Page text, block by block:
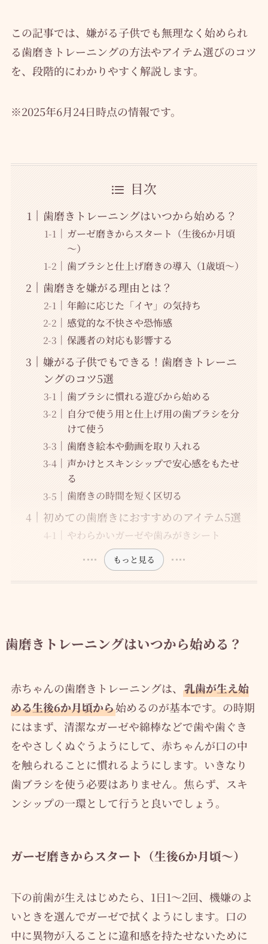
この記事では、嫌がる子供でも無理なく始められ
る歯磨きトレーニングの方法やアイテム選びのコツ
を、段階的にわかりやすく解説します。
※2025年6月24日時点の情報です。
目次
歯磨きトレーニングはいつから始める？
ガーゼ磨きからスタート（生後6か月頃
～）
歯ブラシと仕上げ磨きの導入（1歳頃～）
歯磨きを嫌がる理由とは？
年齢に応じた「イヤ」の気持ち
感覚的な不快さや恐怖感
保護者の対応も影響する
嫌がる子供でもできる！歯磨きトレーニ
ングのコツ5選
歯ブラシに慣れる遊びから始める
自分で使う用と仕上げ用の歯ブラシを分
けて使う
歯磨き絵本や動画を取り入れる
声かけとスキンシップで安心感をもたせ
る
歯磨きの時間を短く区切る
初めての歯磨きにおすすめのアイテム5選
やわらかいガーゼや歯みがきシート
もっと見る
歯磨きトレーニングはいつから始める？
赤ちゃんの歯磨きトレーニングは、 乳歯が生え始
める生後6か月頃から始めるのが基本です。の時期
にはまず、清潔なガーゼや綿棒などで歯や歯ぐき
をやさしくぬぐうようにして、赤ちゃんが口の中
を触られることに慣れるようにします。いきなり
歯ブラシを使う必要はありません。焦らず、スキ
ンシップの一環として行うと良いでしょう。
ガーゼ磨きからスタート（生後6か月頃～）
下の前歯が生えはじめたら、1日1～2回、機嫌のよ
いときを選んでガーゼで拭くようにします。口の
中に異物が入ることに違和感を持たせないために